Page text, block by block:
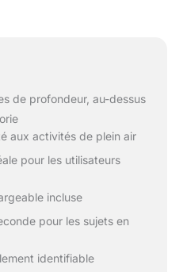
de profondeur, au-dessus
aux activités de plein air
pour les utilisateurs
incluse
pour les sujets en
identifiable